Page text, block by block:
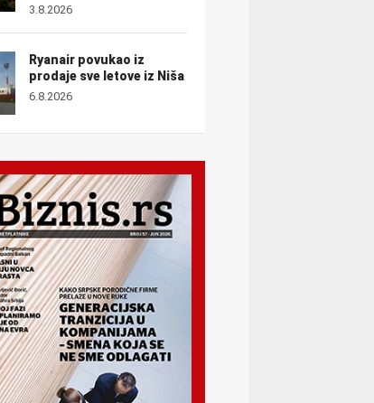
3.8.2026
Ryanair povukao iz
prodaje sve letove iz Niša
6.8.2026